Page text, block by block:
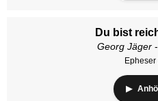
Du bist
Georg Jäger-